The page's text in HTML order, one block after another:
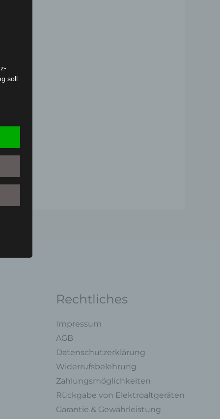
Rechtliches
Impressum
AGB
Datenschutzerklärung
Widerrufsbelehrung
Zahlungsmöglichkeiten
Rückgabe von Elektroaltgeräten
Garantie & Gewährleistung
soll
mit